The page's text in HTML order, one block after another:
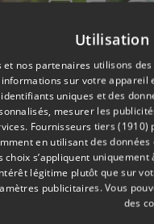
7
Utilisation
et nos partenaires utilisons
sur votre appareil
uniques et des
mesurer les
Fournisseurs tiers (1910)
en utilisant des
choix s’appliquent
légitime plutôt que sur
publicitaires. Vous
des